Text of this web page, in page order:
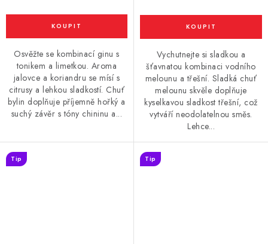
Osvěžte se kombinací ginu s
tonikem a limetkou. Aroma
jalovce a koriandru se mísí s
citrusy a lehkou sladkostí. Chuť
bylin doplňuje příjemně hořký a
suchý závěr s tóny chininu a...
Vychutnejte si sladkou a
šťavnatou kombinaci vodního
melounu a třešní. Sladká chuť
melounu skvěle doplňuje
kyselkavou sladkost třešní, což
vytváří neodolatelnou směs.
Lehce...
Tip Tip